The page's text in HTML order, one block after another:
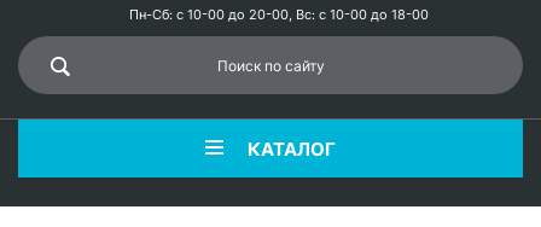
Пн-Сб: с 10-00 до 20-00, Вс: с 10-00 до 18-00
КАТАЛОГ